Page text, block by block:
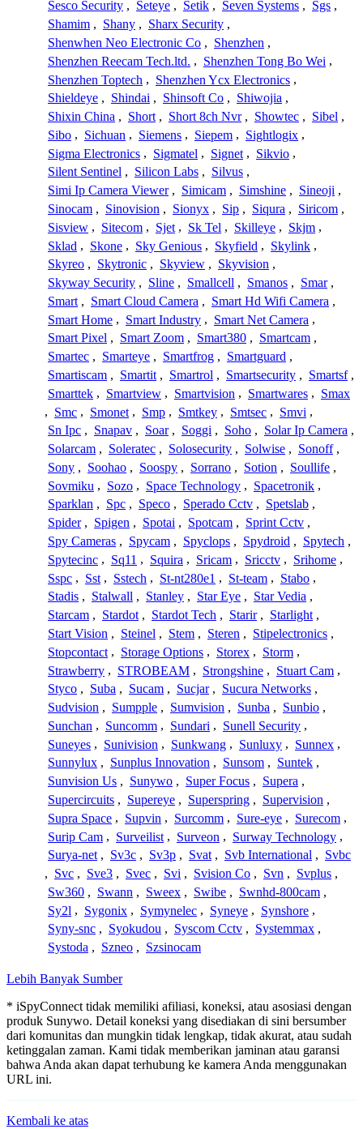
Sesco Security , Seteye , Setik , Seven Systems , Sgs ,
Shamim , Shany , Sharx Security ,
Shenwhen Neo Electronic Co , Shenzhen ,
Shenzhen Reecam Tech.ltd. , Shenzhen Tong Bo Wei ,
Shenzhen Toptech , Shenzhen Ycx Electronics ,
Shieldeye , Shindai , Shinsoft Co , Shiwojia ,
Shixin China , Short , Short 8ch Nvr , Showtec , Sibel ,
Sibo , Sichuan , Siemens , Siepem , Sightlogix ,
Sigma Electronics , Sigmatel , Signet , Sikvio ,
Silent Sentinel , Silicon Labs , Silvus ,
Simi Ip Camera Viewer , Simicam , Simshine , Sineoji ,
Sinocam , Sinovision , Sionyx , Sip , Siqura , Siricom ,
Sisview , Sitecom , Sjet , Sk Tel , Skilleye , Skjm ,
Sklad , Skone , Sky Genious , Skyfield , Skylink ,
Skyreo , Skytronic , Skyview , Skyvision ,
Skyway Security , Sline , Smallcell , Smanos , Smar ,
Smart , Smart Cloud Camera , Smart Hd Wifi Camera ,
Smart Home , Smart Industry , Smart Net Camera ,
Smart Pixel , Smart Zoom , Smart380 , Smartcam ,
Smartec , Smarteye , Smartfrog , Smartguard ,
Smartiscam , Smartit , Smartrol , Smartsecurity , Smartsf ,
Smarttek , Smartview , Smartvision , Smartwares , Smax
, Smc , Smonet , Smp , Smtkey , Smtsec , Smvi ,
Sn Ipc , Snapav , Soar , Soggi , Soho , Solar Ip Camera ,
Solarcam , Soleratec , Solosecurity , Solwise , Sonoff ,
Sony , Soohao , Soospy , Sorrano , Sotion , Soullife ,
Sovmiku , Sozo , Space Technology , Spacetronik ,
Sparklan , Spc , Speco , Sperado Cctv , Spetslab ,
Spider , Spigen , Spotai , Spotcam , Sprint Cctv ,
Spy Cameras , Spycam , Spyclops , Spydroid , Spytech ,
Spytecinc , Sq11 , Squira , Sricam , Sricctv , Srihome ,
Sspc , Sst , Sstech , St-nt280e1 , St-team , Stabo ,
Stadis , Stalwall , Stanley , Star Eye , Star Vedia ,
Starcam , Stardot , Stardot Tech , Starir , Starlight ,
Start Vision , Steinel , Stem , Steren , Stipelectronics ,
Stopcontact , Storage Options , Storex , Storm ,
Strawberry , STROBEAM , Strongshine , Stuart Cam ,
Styco , Suba , Sucam , Sucjar , Sucura Networks ,
Sudvision , Sumpple , Sumvision , Sunba , Sunbio ,
Sunchan , Suncomm , Sundari , Sunell Security ,
Suneyes , Sunivision , Sunkwang , Sunluxy , Sunnex ,
Sunnylux , Sunplus Innovation , Sunsom , Suntek ,
Sunvision Us , Sunywo , Super Focus , Supera ,
Supercircuits , Supereye , Superspring , Supervision ,
Supra Space , Supvin , Surcomm , Sure-eye , Surecom ,
Surip Cam , Surveilist , Surveon , Surway Technology ,
Surya-net , Sv3c , Sv3p , Svat , Svb International , Svbc
, Svc , Sve3 , Svec , Svi , Svision Co , Svn , Svplus ,
Sw360 , Swann , Sweex , Swibe , Swnhd-800cam ,
Sy2l , Sygonix , Symynelec , Syneye , Synshore ,
Syny-snc , Syokudou , Syscom Cctv , Systemmax ,
Systoda , Szneo , Szsinocam
Lebih Banyak Sumber
* iSpyConnect tidak memiliki afiliasi, koneksi, atau asosiasi dengan
produk Sunywo. Detail koneksi yang disediakan di sini bersumber
dari komunitas dan mungkin tidak lengkap, tidak akurat, atau sudah
ketinggalan zaman. Kami tidak memberikan jaminan atau garansi
bahwa Anda akan dapat terhubung ke kamera Anda menggunakan
URL ini.
Kembali ke atas